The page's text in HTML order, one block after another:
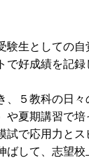
験生としての自
で好成績を記録
５教科の日々
や夏期講習で培
試で応用力とス
ばして、志望